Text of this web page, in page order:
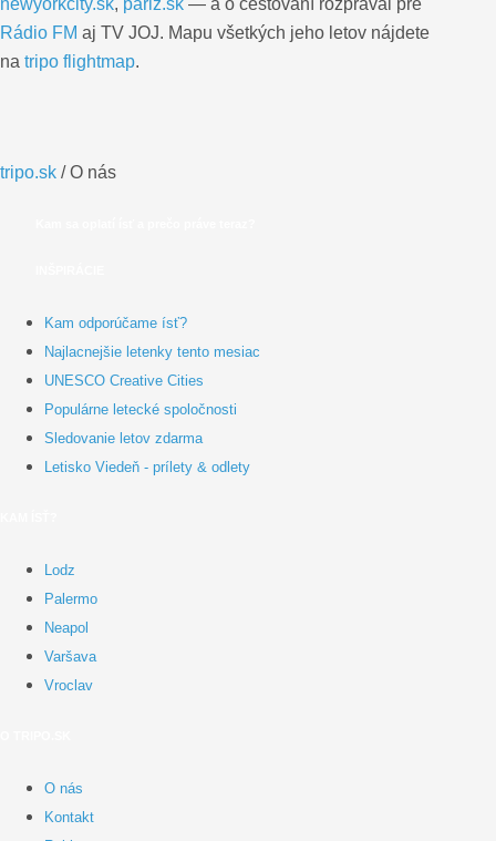
Rádio FM aj TV JOJ. Mapu všetkých jeho letov nájdete
na tripo flightmap.
tripo.sk /O nás
Kam odporúčame ísť?
Najlacnejšie letenky tento mesiac
UNESCO Creative Cities
Populárne letecké spoločnosti
Sledovanie letov zdarma
Letisko Viedeň - prílety & odlety
Lodz
Palermo
Neapol
Varšava
Vroclav
O nás
Kontakt